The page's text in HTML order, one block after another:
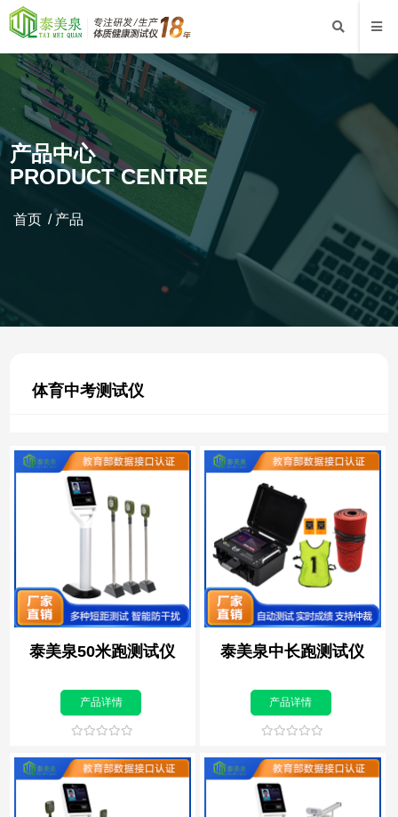
产品中心
PRODUCT CENTRE
首页 / 产品
体育中考测试仪
泰美泉50米跑测试仪
产品详情
泰美泉中长跑测试仪
产品详情